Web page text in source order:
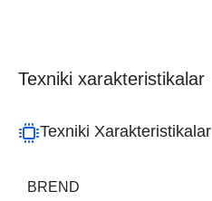
Texniki xarakteristikalar
Texniki Xarakteristikalar
BREND